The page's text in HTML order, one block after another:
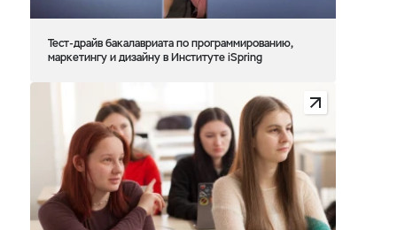
Тест-драйв бакалавриата по программированию,
маркетингу и дизайну в Институте iSpring